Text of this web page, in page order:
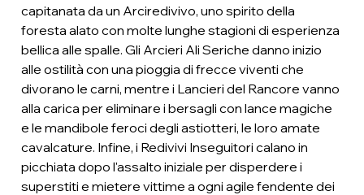
capitanata da un Arciredivivo, uno spirito della
foresta alato con molte lunghe stagioni di esperienza
bellica alle spalle. Gli Arcieri Ali Seriche danno inizio
alle ostilità con una pioggia di frecce viventi che
divorano le carni, mentre i Lancieri del Rancore vanno
alla carica per eliminare i bersagli con lance magiche
e le mandibole feroci degli astiotteri, le loro amate
cavalcature. Infine, i Redivivi Inseguitori calano in
picchiata dopo l'assalto iniziale per disperdere i
superstiti e mietere vittime a ogni agile fendente dei